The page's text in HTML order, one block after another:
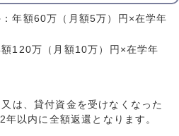
年額60万（月額5万）円×在学年
120万（月額10万）円×在学年
は、貸付資金を受けなくなった
以内に全額返還となります。